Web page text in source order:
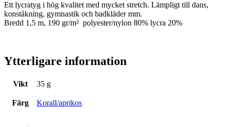
Ett lycratyg i hög kvalitet med mycket stretch. Lämpligt till dans,
konståkning, gymnastik och badkläder mm.
Bredd 1,5 m, 190 gr/m² polyester/nylon 80% lycra 20%
Ytterligare information
Vikt 35 g
Färg Korall/aprikos